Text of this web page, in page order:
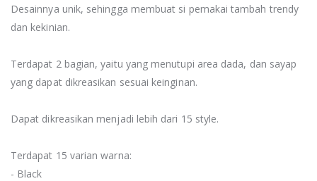
Desainnya unik, sehingga membuat si pemakai tambah trendy
dan kekinian.
Terdapat 2 bagian, yaitu yang menutupi area dada, dan sayap
yang dapat dikreasikan sesuai keinginan.
Dapat dikreasikan menjadi lebih dari 15 style.
Terdapat 15 varian warna:
- Black